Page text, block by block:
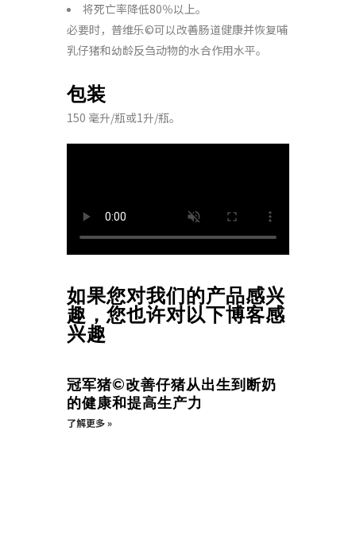
将死亡率降低80％以上。
必要时，普维乐©可以改善肠道健康并恢复哺
乳仔猪和幼龄反刍动物的水合作用水平。
包装
150 毫升/瓶或1升/瓶。
如果您对我们的产品感兴
趣，您也许对以下博客感
兴趣
冠军猪©改善仔猪从出生到断奶
的健康和提高生产力
了解更多 »